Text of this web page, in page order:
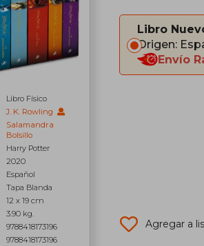
Libro Físico
J. K. Rowling
Salamandra
Bolsillo
Harry Potter
2020
Español
Tapa Blanda
12 x 19 cm
3.90 kg.
9788418173196
9788418173196
Libro
Origen:
Envío
Agregar a